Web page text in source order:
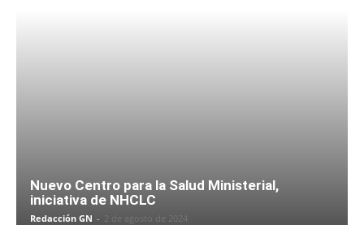
Nuevo Centro para la Salud Ministerial,
iniciativa de NHCLC
Redacción GN - 2 de agosto de 2024